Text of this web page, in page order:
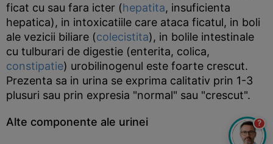
ficat cu sau fara icter (hepatita, insuficienta
hepatica), in intoxicatiile care ataca ficatul, in boli
ale vezicii biliare (colecistita), in bolile intestinale
cu tulburari de digestie (enterita, colica,
constipatie) urobilinogenul este foarte crescut.
Prezenta sa in urina se exprima calitativ prin 1-3
plusuri sau prin expresia "normal" sau "crescut".
Alte componente ale urinei ?